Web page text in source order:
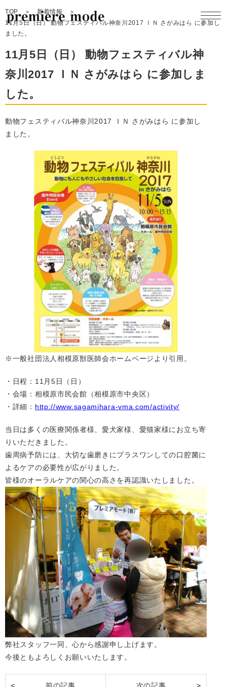
製品一覧
製品開発
企業情報
採用情報
お問合せ
TOP
新着情報
11月5日（日） 動物フェスティバル神奈川2017 ＩＮ さがみはら に参加し
ました。
11月5日（日） 動物フェスティバル神
奈川2017 ＩＮ さがみはら に参加しま
した。
動物フェスティバル神奈川2017 ＩＮ さがみはら に参加し
ました。
※一般社団法人相模原獣医師会ホームページより引用。
・日程：11月5日（日）
・会場：相模原市民会館（相模原市中央区）
・詳細： http://www.sagamihara-vma.com/activity/
当日は多くの医療関係者様、愛犬家様、愛猫家様にお立ち寄
りいただきました。
歯周病予防には、大切な歯磨きにプラスワンしての口腔菌に
よるケアの必要性が広がりました。
皆様のオーラルケアの関心の高さを再認識いたしました。
弊社スタッフ一同、心から感謝申し上げます。
今後ともよろしくお願いいたします。